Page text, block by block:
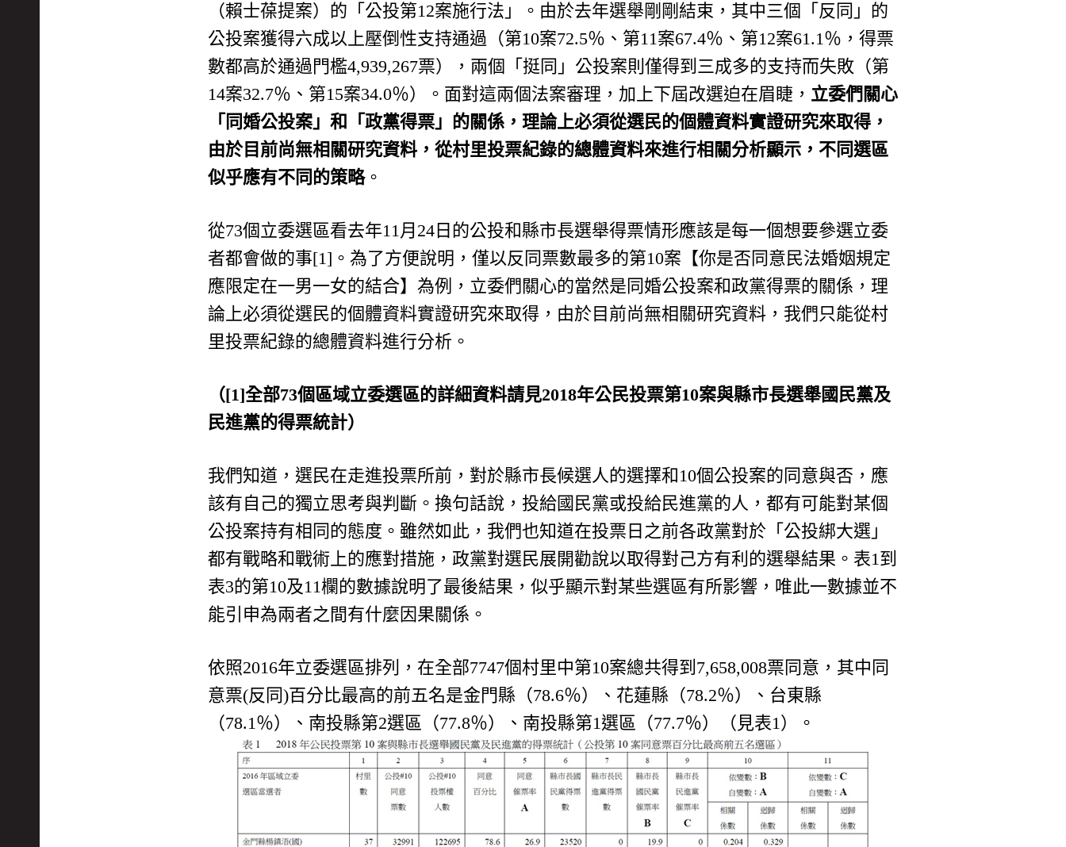
（賴士葆提案）的「公投第12案施行法」。由於去年選舉剛剛結束，其中三個「反同」的
公投案獲得六成以上壓倒性支持通過（第10案72.5％、第11案67.4％、第12案61.1％，得票
數都高於通過門檻4,939,267票），兩個「挺同」公投案則僅得到三成多的支持而失敗（第
14案32.7％、第15案34.0％）。面對這兩個法案審理，加上下屆改選迫在眉睫， 立委們關心
「同婚公投案」和「政黨得票」的關係，理論上必須從選民的個體資料實證研究來取得，
由於目前尚無相關研究資料，從村里投票紀錄的總體資料來進行相關分析顯示，不同選區
似乎應有不同的策略。
從73個立委選區看去年11月24日的公投和縣市長選舉得票情形應該是每一個想要參選立委
者都會做的事[1]。為了方便說明，僅以反同票數最多的第10案【你是否同意民法婚姻規定
應限定在一男一女的結合】為例，立委們關心的當然是同婚公投案和政黨得票的關係，理
論上必須從選民的個體資料實證研究來取得，由於目前尚無相關研究資料，我們只能從村
里投票紀錄的總體資料進行分析。
（[1]全部73個區域立委選區的詳細資料請見2018年公民投票第10案與縣市長選舉國民黨及
民進黨的得票統計）
我們知道，選民在走進投票所前，對於縣市長候選人的選擇和10個公投案的同意與否，應
該有自己的獨立思考與判斷。換句話說，投給國民黨或投給民進黨的人，都有可能對某個
公投案持有相同的態度。雖然如此，我們也知道在投票日之前各政黨對於「公投綁大選」
都有戰略和戰術上的應對措施，政黨對選民展開勸說以取得對己方有利的選舉結果。表1到
表3的第10及11欄的數據說明了最後結果，似乎顯示對某些選區有所影響，唯此一數據並不
能引申為兩者之間有什麼因果關係。
依照2016年立委選區排列，在全部7747個村里中第10案總共得到7,658,008票同意，其中同
意票(反同)百分比最高的前五名是金門縣（78.6％）、花蓮縣（78.2％）、台東縣
（78.1％）、南投縣第2選區（77.8％）、南投縣第1選區（77.7％）（見表1）。